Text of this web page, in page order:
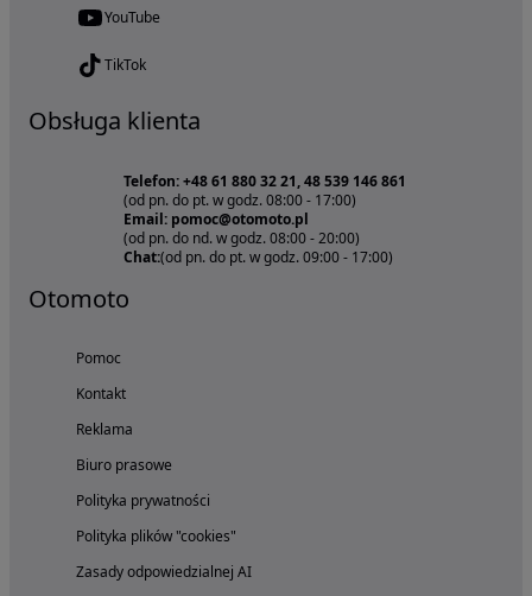
YouTube
TikTok
Obsługa klienta
Telefon: +48 61 880 32 21, 48 539 146 861
(od pn. do pt. w godz. 08:00 - 17:00)
Email: pomoc@otomoto.pl
(od pn. do nd. w godz. 08:00 - 20:00)
Chat:(od pn. do pt. w godz. 09:00 - 17:00)
Otomoto
Pomoc
Kontakt
Reklama
Biuro prasowe
Polityka prywatności
Polityka plików "cookies"
Zasady odpowiedzialnej AI